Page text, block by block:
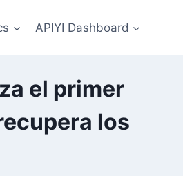
APIYI Dashboard
el primer
los